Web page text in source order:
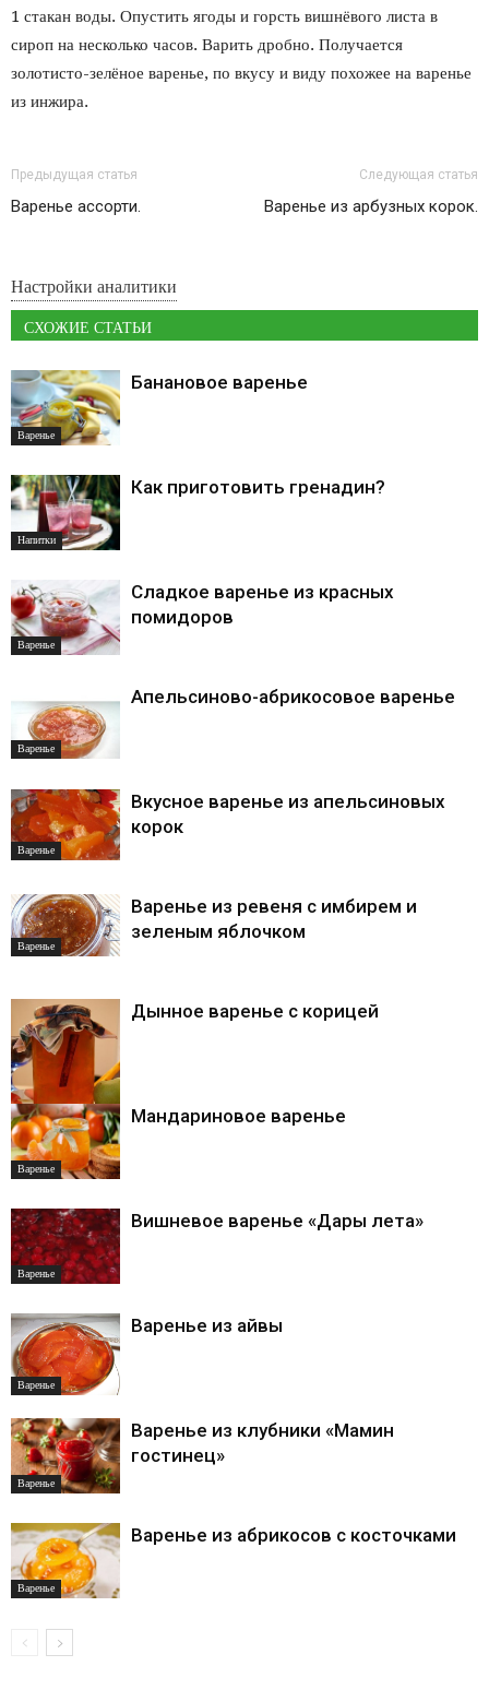
1 стакан воды. Опустить ягоды и горсть вишнёвого листа в
сироп на несколько часов. Варить дробно. Получается
золотисто-зелёное варенье, по вкусу и виду похожее на варенье
из инжира.
Предыдущая статья
Варенье ассорти.
Следующая статья
Варенье из арбузных корок.
Настройки аналитики
СХОЖИЕ СТАТЬИ
Варенье
Банановое варенье
Напитки
Как приготовить гренадин?
Варенье
Сладкое варенье из красных
помидоров
Варенье
Апельсиново-абрикосовое варенье
Варенье
Вкусное варенье из апельсиновых
корок
Варенье
Варенье из ревеня с имбирем и
зеленым яблочком
Варенье
Дынное варенье с корицей
Варенье
Мандариновое варенье
Варенье
Вишневое варенье «Дары лета»
Варенье
Варенье из айвы
Варенье
Варенье из клубники «Мамин
гостинец»
Варенье
Варенье из абрикосов с косточками